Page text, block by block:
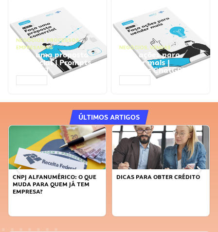
NEGÓCIOS, PROCESSOS
EMPRESARIAIS
Faça uma proposta
comercial | Prompts
ChatGPT
NEGÓCIOS, VENDAS
Faça ações para
vender mais |
Prompts ChatGPT
ÚLTIMOS ARTIGOS
O QUE
QUEM JÁ TEM
DICAS PARA OBTER CRÉDITO
FAÇA A